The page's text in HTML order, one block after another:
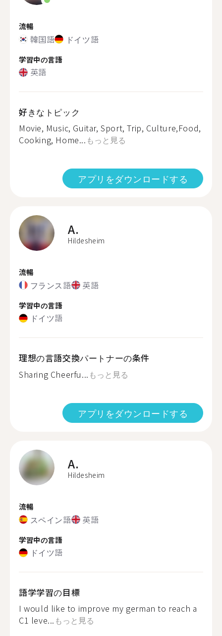
流暢
韓国語 ドイツ語
学習中の言語
英語
好きなトピック
Movie, Music, Guitar, Sport, Trip, Culture,Food,
Cooking, Home... もっと見る
アプリをダウンロードする
A.
Hildesheim
流暢
フランス語 英語
学習中の言語
ドイツ語
理想の言語交換パートナーの条件
Sharing Cheerfu... もっと見る
アプリをダウンロードする
A.
Hildesheim
流暢
スペイン語 英語
学習中の言語
ドイツ語
語学学習の目標
I would like to improve my german to reach a
C1 leve... もっと見る